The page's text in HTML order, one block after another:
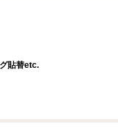
貼替etc.